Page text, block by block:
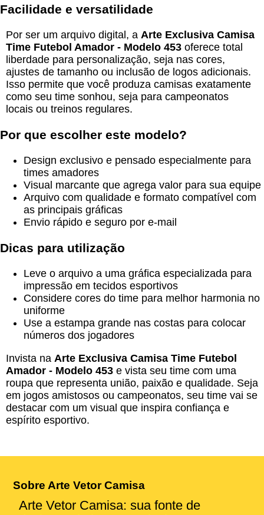
Facilidade e versatilidade
Por ser um arquivo digital, a Arte Exclusiva Camisa
Time Futebol Amador - Modelo 453 oferece total
liberdade para personalização, seja nas cores,
ajustes de tamanho ou inclusão de logos adicionais.
Isso permite que você produza camisas exatamente
como seu time sonhou, seja para campeonatos
locais ou treinos regulares.
Por que escolher este modelo?
Design exclusivo e pensado especialmente para
times amadores
Visual marcante que agrega valor para sua equipe
Arquivo com qualidade e formato compatível com
as principais gráficas
Envio rápido e seguro por e-mail
Dicas para utilização
Leve o arquivo a uma gráfica especializada para
impressão em tecidos esportivos
Considere cores do time para melhor harmonia no
uniforme
Use a estampa grande nas costas para colocar
números dos jogadores
Invista na Arte Exclusiva Camisa Time Futebol
Amador - Modelo 453 e vista seu time com uma
roupa que representa união, paixão e qualidade. Seja
em jogos amistosos ou campeonatos, seu time vai se
destacar com um visual que inspira confiança e
espírito esportivo.
Sobre Arte Vetor Camisa
Arte Vetor Camisa: sua fonte de